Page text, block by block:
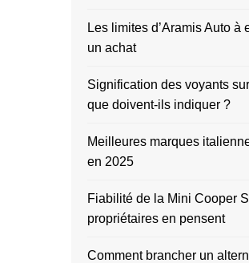
Les limites d’Aramis Auto à
un achat
Signification des voyants
que doivent-ils indiquer ?
Meilleures marques
en 2025
Fiabilité de la Mini Cooper
propriétaires en pensent
Comment brancher un